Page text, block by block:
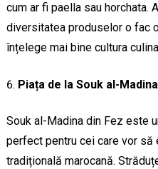
cum ar fi paella sau horchata.
diversitatea produselor o fac
înțelege mai bine cultura
Piața de la Souk al-
Souk al-Madina din Fez este
perfect pentru cei care vor să
tradițională marocană.